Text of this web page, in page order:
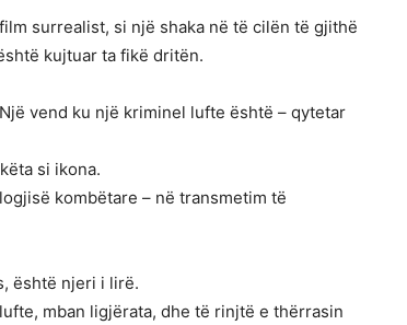
surrealist, si një shaka në të cilën të gjithë
kujtuar ta fikë dritën.
vend ku një kriminel lufte është – qytetar
si ikona.
kombëtare – në transmetim të
është njeri i lirë.
mban ligjërata, dhe të rinjtë e thërrasin